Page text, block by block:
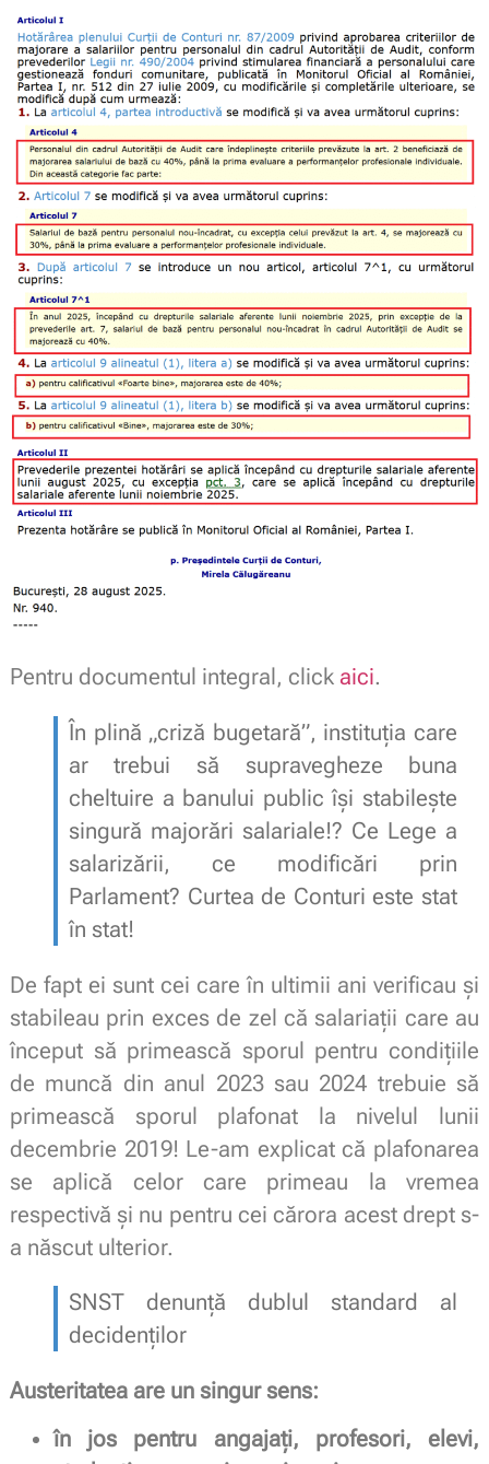
Pentru documentul integral, click aici.
În plină „criză bugetară”, instituția care
ar trebui să supravegheze buna
cheltuire a banului public își stabilește
singură majorări salariale!? Ce Lege a
salarizării, ce modificări prin
Parlament? Curtea de Conturi este stat
în stat!
De fapt ei sunt cei care în ultimii ani verificau și
stabileau prin exces de zel că salariații care au
început să primească sporul pentru condițiile
de muncă din anul 2023 sau 2024 trebuie să
primească sporul plafonat la nivelul lunii
decembrie 2019! Le-am explicat că plafonarea
se aplică celor care primeau la vremea
respectivă și nu pentru cei cărora acest drept s-
a născut ulterior.
SNST denunță dublul standard al
decidenților
Austeritatea are un singur sens:
în jos pentru angajați, profesori, elevi,